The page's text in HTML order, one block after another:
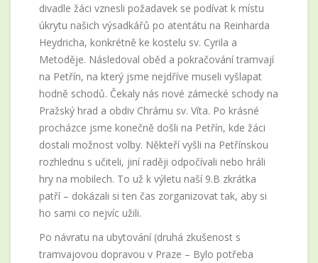
divadle žáci vznesli požadavek se podívat k místu
úkrytu našich výsadkářů po atentátu na Reinharda
Heydricha, konkrétně ke kostelu sv. Cyrila a
Metoděje. Následoval oběd a pokračování tramvají
na Petřín, na který jsme nejdříve museli vyšlapat
hodně schodů. Čekaly nás nové zámecké schody na
Pražský hrad a obdiv Chrámu sv. Víta. Po krásné
procházce jsme konečně došli na Petřín, kde žáci
dostali možnost volby. Někteří vyšli na Petřínskou
rozhlednu s učiteli, jiní raději odpočívali nebo hráli
hry na mobilech. To už k výletu naší 9.B zkrátka
patří – dokázali si ten čas zorganizovat tak, aby si
ho sami co nejvíc užili.
Po návratu na ubytování (druhá zkušenost s
tramvajovou dopravou v Praze – Bylo potřeba